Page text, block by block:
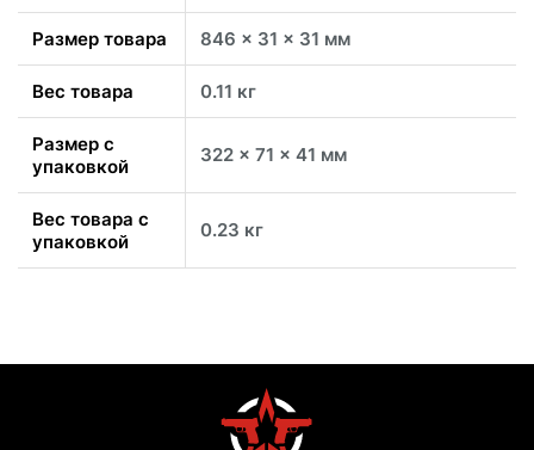
Размер товара 846 x 31 x 31 мм
Вес товара 0.11 кг
Размер с
упаковкой
322 x 71 x 41 мм
Вес товара с
упаковкой
0.23 кг